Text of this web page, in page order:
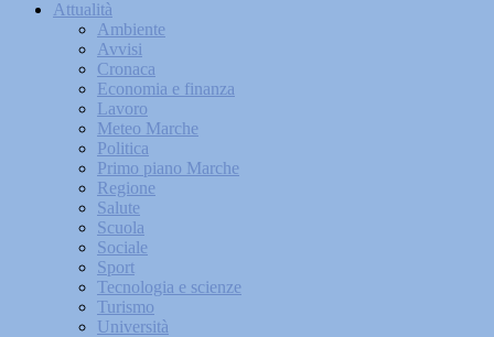
Attualità
Ambiente
Avvisi
Cronaca
Economia e finanza
Lavoro
Meteo Marche
Politica
Primo piano Marche
Regione
Salute
Scuola
Sociale
Sport
Tecnologia e scienze
Turismo
Università